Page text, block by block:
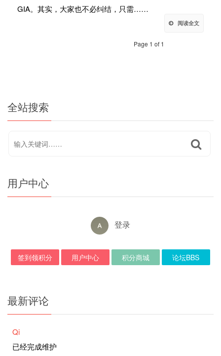
GIA。其实，大家也不必纠结，只需……
阅读全文
Page 1 of 1
全站搜索
用户中心
登录
签到领积分 用户中心 积分商城 论坛BBS
最新评论
Qi
已经完成维护